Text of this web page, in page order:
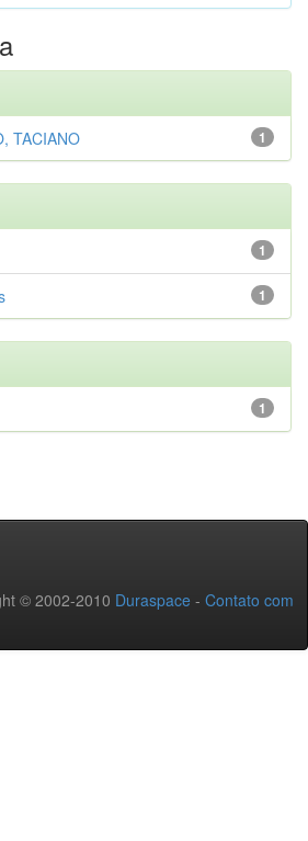
1
TACIANO
1
1
1
© 2002-2010 Duraspace - Contato com